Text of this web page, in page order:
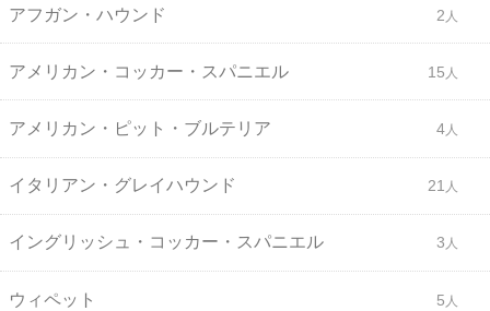
アフガン・ハウンド 2
アメリカン・コッカー・スパニエル 15
アメリカン・ピット・ブルテリア 4
イタリアン・グレイハウンド 21
イングリッシュ・コッカー・スパニエル 3
ウィペット 5